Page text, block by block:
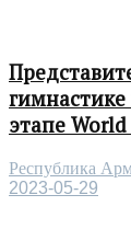
этапе
Республика
2023-05-29